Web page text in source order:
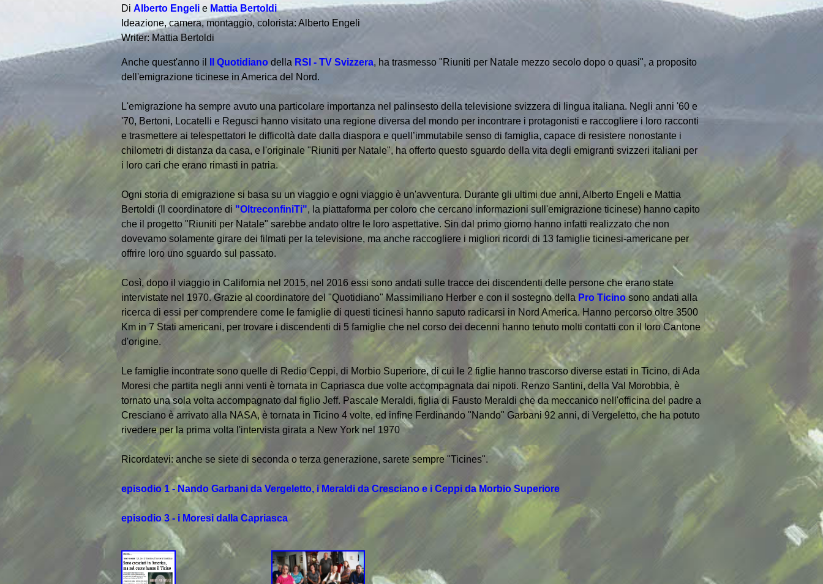
Di Alberto Engeli e Mattia Bertoldi
Ideazione, camera, montaggio, colorista: Alberto Engeli
Writer: Mattia Bertoldi
Anche quest'anno il Il Quotidiano della RSI - TV Svizzera, ha trasmesso "Riuniti per Natale mezzo secolo dopo o quasi", a proposito
dell'emigrazione ticinese in America del Nord.
L'emigrazione ha sempre avuto una particolare importanza nel palinsesto della televisione svizzera di lingua italiana. Negli anni '60 e
'70, Bertoni, Locatelli e Regusci hanno visitato una regione diversa del mondo per incontrare i protagonisti e raccogliere i loro racconti
e trasmettere ai telespettatori le difficoltà date dalla diaspora e quell’immutabile senso di famiglia, capace di resistere nonostante i
chilometri di distanza da casa, e l'originale "Riuniti per Natale", ha offerto questo sguardo della vita degli emigranti svizzeri italiani per
i loro cari che erano rimasti in patria.
Ogni storia di emigrazione si basa su un viaggio e ogni viaggio è un'avventura. Durante gli ultimi due anni, Alberto Engeli e Mattia
Bertoldi (Il coordinatore di "OltreconfiniTi", la piattaforma per coloro che cercano informazioni sull'emigrazione ticinese) hanno capito
che il progetto "Riuniti per Natale" sarebbe andato oltre le loro aspettative. Sin dal primo giorno hanno infatti realizzato che non
dovevamo solamente girare dei filmati per la televisione, ma anche raccogliere i migliori ricordi di 13 famiglie ticinesi-americane per
offrire loro uno sguardo sul passato.
Così, dopo il viaggio in California nel 2015, nel 2016 essi sono andati sulle tracce dei discendenti delle persone che erano state
intervistate nel 1970. Grazie al coordinatore del "Quotidiano" Massimiliano Herber e con il sostegno della Pro Ticinosono andati alla
ricerca di essi per comprendere come le famiglie di questi ticinesi hanno saputo radicarsi in Nord America. Hanno percorso oltre 3500
Km in 7 Stati americani, per trovare i discendenti di 5 famiglie che nel corso dei decenni hanno tenuto molti contatti con il loro Cantone
d'origine.
Le famiglie incontrate sono quelle di Redio Ceppi, di Morbio Superiore, di cui le 2 figlie hanno trascorso diverse estati in Ticino, di Ada
Moresi che partita negli anni venti è tornata in Capriasca due volte accompagnata dai nipoti. Renzo Santini, della Val Morobbia, è
tornato una sola volta accompagnato dal figlio Jeff. Pascale Meraldi, figlia di Fausto Meraldi che da meccanico nell'officina del padre a
Cresciano è arrivato alla NASA, è tornata in Ticino 4 volte, ed infine Ferdinando "Nando" Garbani 92 anni, di Vergeletto, che ha potuto
rivedere per la prima volta l'intervista girata a New York nel 1970
Ricordatevi: anche se siete di seconda o terza generazione, sarete sempre "Ticines".
episodio 1 - Nando Garbani da Vergeletto, i Meraldi da Cresciano e i Ceppi da Morbio Superiore
episodio 3 - i Moresi dalla Capriasca